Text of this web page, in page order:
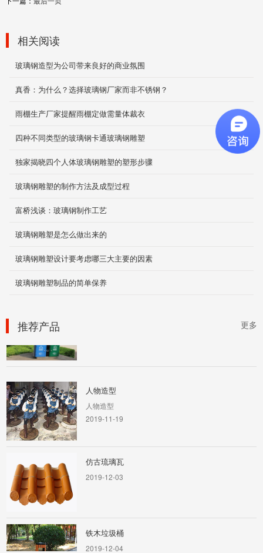
相关阅读
玻璃钢造型为公司带来良好的商业氛围
真香：为什么？选择玻璃钢厂家而非不锈钢？
雨棚生产厂家提醒雨棚定做需量体裁衣
四种不同类型的玻璃钢卡通玻璃钢雕塑
独家揭晓四个人体玻璃钢雕塑的塑形步骤
玻璃钢雕塑的制作方法及成型过程
富桥浅谈：玻璃钢制作工艺
玻璃钢雕塑是怎么做出来的
玻璃钢雕塑设计要考虑哪三大主要的因素
玻璃钢雕塑制品的简单保养
更多
推荐产品
动物造型
2020-01-11
玻璃钢美陈雕塑
美陈休闲椅
人物造型
人物造型
仿古琉璃瓦
铁木垃圾桶